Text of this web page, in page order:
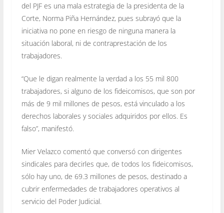
del PJF es una mala estrategia de la presidenta de la
Corte, Norma Piña Hernández, pues subrayó que la
iniciativa no pone en riesgo de ninguna manera la
situación laboral, ni de contraprestación de los
trabajadores.
“Que le digan realmente la verdad a los 55 mil 800
trabajadores, si alguno de los fideicomisos, que son por
más de 9 mil millones de pesos, está vinculado a los
derechos laborales y sociales adquiridos por ellos. Es
falso”, manifestó.
Mier Velazco comentó que conversó con dirigentes
sindicales para decirles que, de todos los fideicomisos,
sólo hay uno, de 69.3 millones de pesos, destinado a
cubrir enfermedades de trabajadores operativos al
servicio del Poder Judicial.